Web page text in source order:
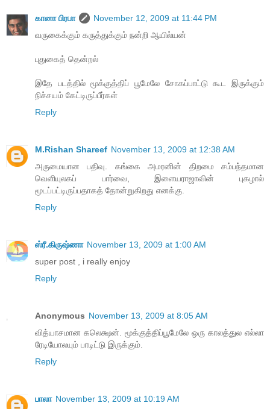
கானா பிரபா
November 12, 2009 at 11:44 PM
வருகைக்கும் கருத்துக்கும் நன்றி ஆயில்யன்
புதுகைத் தென்றல்
இதே படத்தில் மூக்குத்திப் பூமேலே சோகப்பாட்டு கூட இருக்கும்
நிச்சயம் கேட்டிருப்பீர்கள்
Reply
M.Rishan Shareef November 13, 2009 at 12:38 AM
அருமையான பதிவு. கங்கை அமரனின் திறமை சம்பந்தமான
வெளியுலகப் பார்வை, இளையராஜாவின் புகழால்
மூடப்பட்டிருப்பதாகத் தோன்றுகிறது எனக்கு.
Reply
ஸ்ரீ.கிருஷ்ணா November 13, 2009 at 1:00 AM
super post , i really enjoy
Reply
Anonymous November 13, 2009 at 8:05 AM
வித்யாசமான கலெக்ஷன். மூக்குத்திப்பூமேலே ஒரு காலத்துல எல்லா
ரேடியோலயும் பாடிட்டு இருக்கும்.
Reply
பாலா November 13, 2009 at 10:19 AM